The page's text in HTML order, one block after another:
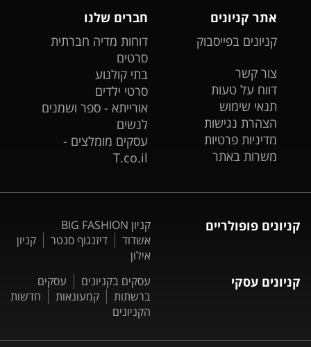
אתר קניונים
קניונים בפייסבוק
צור קשר
דווח על טעות
תנאי שימוש
הצהרת נגישות
מדיניות פרטיות
משרות באתר
חברים שלנו
דוחות מדיה חברתית
סרטים
בתי קולנוע
סרטי ילדים
אורייתא - ספר ושמנים
לנשים
עסקים מומלצים -
T.co.il
קניונים פופולריים
קניון BIG FASHION
אשדוד
דיזנגוף סנטר
קניון
אילון
קניונים עסקי עסקים בקניונים
עסקים
ברשתות
קמעונאות
חדשות
הקניונים